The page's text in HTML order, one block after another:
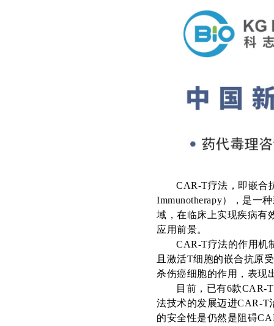
CAR-T疗法 ，即嵌合
Immunotherapy），是一
域，在临床上实现疾病有
应用前景。
CAR-T疗法的作用机
且激活T细胞的嵌合抗原
杀伤癌细胞的作用，表现
目前，已有6款CAR-T
法技术的发展迈进CAR-T
的安全性是仍然是阻碍